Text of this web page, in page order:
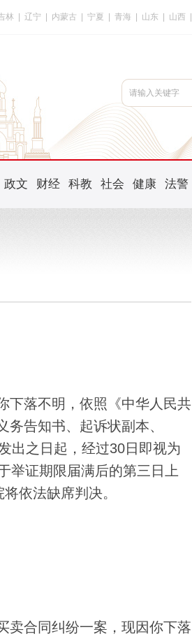
林 辽宁 内蒙古 宁夏 青海 山东 山西
政文 财经 科教 社会 健康 法警
落不明，依照《中华人民共
告知书、起诉状副本、
出之日起，经过30日即视为
举证期限届满后的第三日上
依法缺席判决。
合同纠纷一案，现因你下落